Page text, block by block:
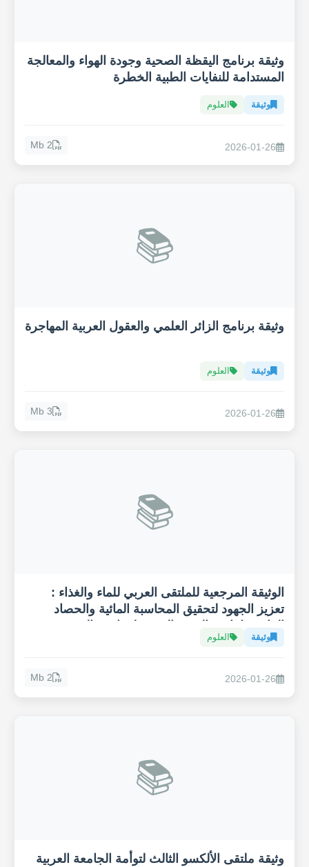
وثيقة برنامج اليقظة الصحية وجودة الهواء والمعالجة
المستدامة للنفايات الطبية الخطرة
وثيقة العلوم
2026-01-26
2 Mb
📚
وثيقة برنامج الزائر العلمي والعقول العربية المهاجرة
وثيقة العلوم
2026-01-26
3 Mb
📚
الوثيقة المرجعية للملتقى العربي للماء والغذاء :
تعزيز الجهود لتحقيق المحاسبة المائية والحصاد
المناخي
وثيقة العلوم
2026-01-26
2 Mb
📚
وثيقة ملتقى الألكسو الثالث لتوأمة الجامعة العربية